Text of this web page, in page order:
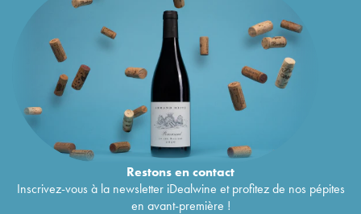
Restons encontact
Inscrivez-vous à la newsletter iDealwine et profitez de nos pépites
en avant-première !